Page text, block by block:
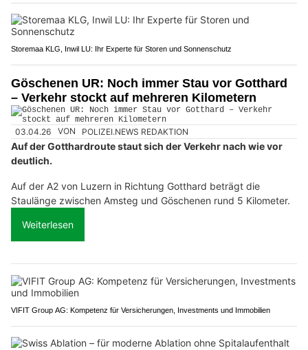
Storemaa KLG, Inwil LU: Ihr Experte für Storen und Sonnenschutz
Göschenen UR: Noch immer Stau vor Gotthard
– Verkehr stockt auf mehreren Kilometern
03.04.26 VON POLIZEI.NEWS REDAKTION
Auf der Gotthardroute staut sich der Verkehr nach wie vor
deutlich.
Auf der A2 von Luzern in Richtung Gotthard beträgt die
Staulänge zwischen Amsteg und Göschenen rund 5 Kilometer.
Weiterlesen
VIFIT Group AG: Kompetenz für Versicherungen, Investments und Immobilien